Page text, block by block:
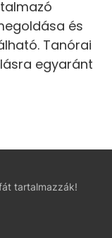
és
Tanórai
egyaránt
tartalmazzák!